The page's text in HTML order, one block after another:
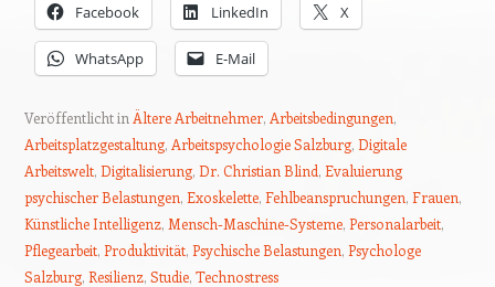
Facebook LinkedIn X
WhatsApp E-Mail
Veröffentlicht in Ältere Arbeitnehmer, Arbeitsbedingungen,
Arbeitsplatzgestaltung, Arbeitspsychologie Salzburg, Digitale
Arbeitswelt, Digitalisierung, Dr. Christian Blind, Evaluierung
psychischer Belastungen, Exoskelette, Fehlbeanspruchungen, Frauen,
Künstliche Intelligenz, Mensch-Maschine-Systeme, Personalarbeit,
Pflegearbeit, Produktivität, Psychische Belastungen, Psychologe
Salzburg, Resilienz, Studie, Technostress